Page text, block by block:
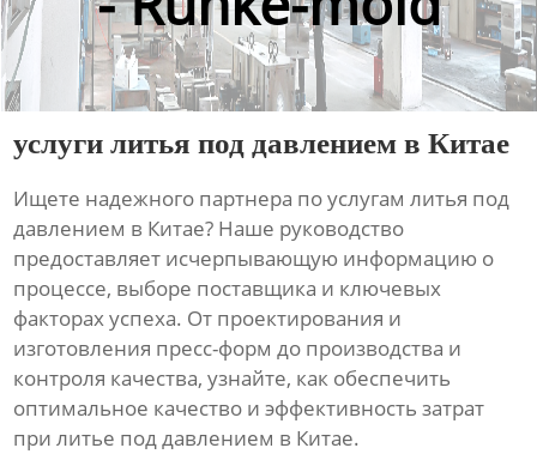
услуги литья под давлением в Китае
Ищете надежного партнера поуслугам литья под
давлением в Китае? Наше руководство
предоставляет исчерпывающую информацию о
процессе, выборе поставщика и ключевых
факторах успеха. От проектирования и
изготовления пресс-форм до производства и
контроля качества, узнайте, как обеспечить
оптимальное качество и эффективность затрат
при литье под давлением в Китае.